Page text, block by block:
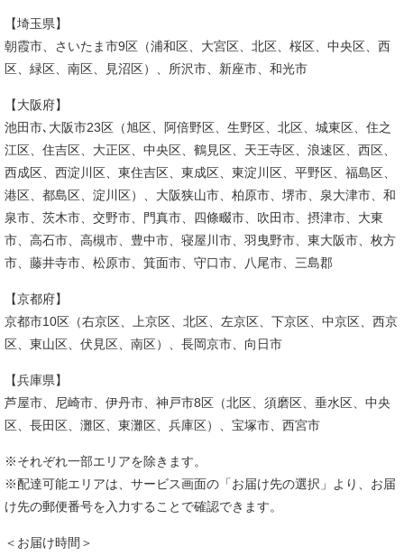
【埼玉県】
朝霞市、さいたま市9区（浦和区、大宮区、北区、桜区、中央区、西
区、緑区、南区、見沼区）、所沢市、新座市、和光市
【大阪府】
池田市､大阪市23区（旭区、阿倍野区、生野区、北区、城東区、住之
江区、住吉区、大正区、中央区、鶴見区、天王寺区、浪速区、西区、
西成区、西淀川区、東住吉区、東成区、東淀川区、平野区、福島区、
港区、都島区、淀川区）、大阪狭山市、柏原市、堺市、泉大津市、和
泉市、茨木市、交野市、門真市、四條畷市、吹田市、摂津市、大東
市、高石市、高槻市、豊中市、寝屋川市、羽曳野市、東大阪市、枚方
市、藤井寺市、松原市、箕面市、守口市、八尾市、三島郡
【京都府】
京都市10区（右京区、上京区、北区、左京区、下京区、中京区、西京
区、東山区、伏見区、南区）、長岡京市、向日市
【兵庫県】
芦屋市、尼崎市、伊丹市、神戸市8区（北区、須磨区、垂水区、中央
区、長田区、灘区、東灘区、兵庫区）、宝塚市、西宮市
※それぞれ一部エリアを除きます。
※配達可能エリアは、サービス画面の「お届け先の選択」より、お届
け先の郵便番号を入力することで確認できます。
＜お届け時間＞